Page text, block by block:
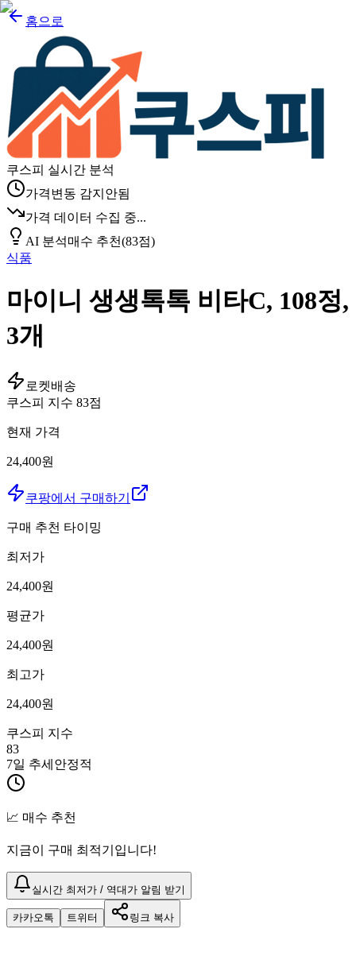
홈으로
쿠스피 실시간 분석
가격변동 감지안됨
가격 데이터 수집 중...
AI 분석매수 추천(83점)
식품
마이니 생생톡톡 비타C, 108정,
3개
로켓배송
쿠스피 지수 83점
현재 가격
24,400원
쿠팡에서 구매하기
구매 추천 타이밍
최저가
24,400원
평균가
24,400원
최고가
24,400원
쿠스피 지수
83
7일 추세 안정적
📈 매수 추천
지금이 구매 최적기입니다!
실시간 최저가 / 역대가 알림 받기
카카오톡 트위터 링크 복사